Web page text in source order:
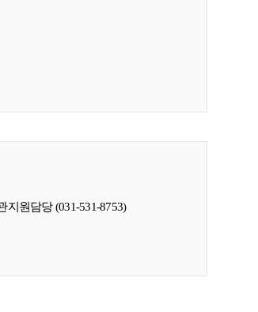
원담당 (031-531-8753)